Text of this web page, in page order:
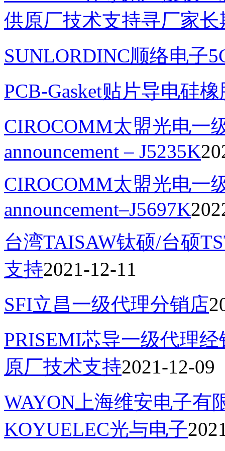
供原厂技术支持寻厂家
SUNLORDINC顺络电子
PCB-Gasket贴片导电硅
CIROCOMM太盟光电一
announcement – J5235K
CIROCOMM太盟光电一
announcement–J5697K
台湾TAISAW钛硕/台硕
支持2021-12-11
SFI立昌一级代理分销店
PRISEMI芯导一级代理
原厂技术支持2021-12-09
WAYON上海维安电子有
KOYUELEC光与电子